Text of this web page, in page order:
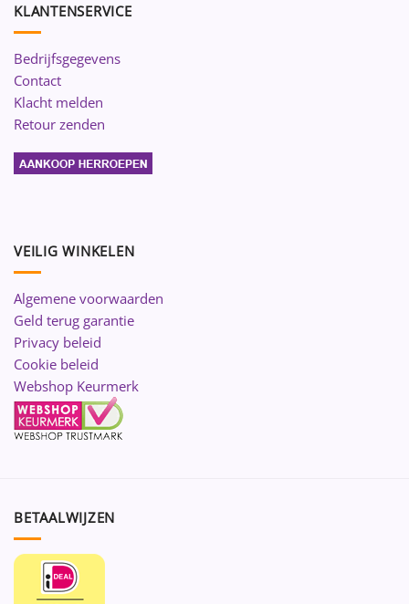
KLANTENSERVICE
Bedrijfsgegevens
Contact
Klacht melden
Retour zenden
VEILIG WINKELEN
Algemene voorwaarden
Geld terug garantie
Privacy beleid
Cookie beleid
Webshop Keurmerk
BETAALWIJZEN